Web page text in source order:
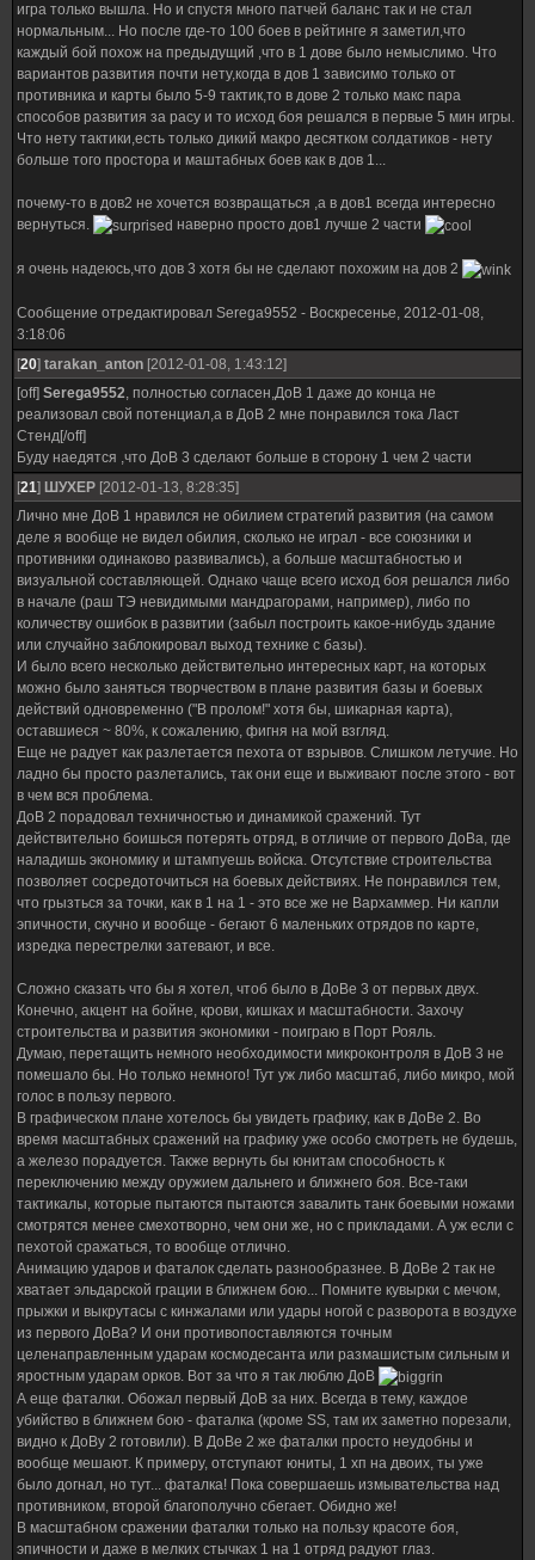
игра только вышла. Но и спустя много патчей баланс так и не стал
нормальным... Но после где-то 100 боев в рейтинге я заметил,что
каждый бой похож на предыдущий ,что в 1 дове было немыслимо. Что
вариантов развития почти нету,когда в дов 1 зависимо только от
противника и карты было 5-9 тактик,то в дове 2 только макс пара
способов развития за расу и то исход боя решался в первые 5 мин игры.
Что нету тактики,есть только дикий макро десятком солдатиков - нету
больше того простора и маштабных боев как в дов 1...
почему-то в дов2 не хочется возвращаться ,а в дов1 всегда интересно
вернуться.
наверно просто дов1 лучше 2 части
я очень надеюсь,что дов 3 хотя бы не сделают похожим на дов 2
Сообщение отредактировал Serega9552 - Воскресенье, 2012-01-08,
3:18:06
[20] tarakan_anton [2012-01-08, 1:43:12]
[off] Serega9552, полностью согласен,ДоВ 1 даже до конца не
реализовал свой потенциал,а в ДоВ 2 мне понравился тока Ласт
Стенд[/off]
Буду наедятся ,что ДоВ 3 сделают больше в сторону 1 чем 2 части
[21] ШУХЕР [2012-01-13, 8:28:35]
Лично мне ДоВ 1 нравился не обилием стратегий развития (на самом
деле я вообще не видел обилия, сколько не играл - все союзники и
противники одинаково развивались), а больше масштабностью и
визуальной составляющей. Однако чаще всего исход боя решался либо
в начале (раш ТЭ невидимыми мандрагорами, например), либо по
количеству ошибок в развитии (забыл построить какое-нибудь здание
или случайно заблокировал выход технике с базы).
И было всего несколько действительно интересных карт, на которых
можно было заняться творчеством в плане развития базы и боевых
действий одновременно ("В пролом!" хотя бы, шикарная карта),
оставшиеся ~ 80%, к сожалению, фигня на мой взгляд.
Еще не радует как разлетается пехота от взрывов. Слишком летучие. Но
ладно бы просто разлетались, так они еще и выживают после этого - вот
в чем вся проблема.
ДоВ 2 порадовал техничностью и динамикой сражений. Тут
действительно боишься потерять отряд, в отличие от первого ДоВа, где
наладишь экономику и штампуешь войска. Отсутствие строительства
позволяет сосредоточиться на боевых действиях. Не понравился тем,
что грызться за точки, как в 1 на 1 - это все же не Вархаммер. Ни капли
эпичности, скучно и вообще - бегают 6 маленьких отрядов по карте,
изредка перестрелки затевают, и все.
Сложно сказать что бы я хотел, чтоб было в ДоВе 3 от первых двух.
Конечно, акцент на бойне, крови, кишках и масштабности. Захочу
строительства и развития экономики - поиграю в Порт Рояль.
Думаю, перетащить немного необходимости микроконтроля в ДоВ 3 не
помешало бы. Но только немного! Тут уж либо масштаб, либо микро, мой
голос в пользу первого.
В графическом плане хотелось бы увидеть графику, как в ДоВе 2. Во
время масштабных сражений на графику уже особо смотреть не будешь,
а железо порадуется. Также вернуть бы юнитам способность к
переключению между оружием дальнего и ближнего боя. Все-таки
тактикалы, которые пытаются пытаются завалить танк боевыми ножами
смотрятся менее смехотворно, чем они же, но с прикладами. А уж если с
пехотой сражаться, то вообще отлично.
Анимацию ударов и фаталок сделать разнообразнее. В ДоВе 2 так не
хватает эльдарской грации в ближнем бою... Помните кувырки с мечом,
прыжки и выкрутасы с кинжалами или удары ногой с разворота в воздухе
из первого ДоВа? И они противопоставляются точным
целенаправленным ударам космодесанта или размашистым сильным и
яростным ударам орков. Вот за что я так люблю ДоВ
А еще фаталки. Обожал первый ДоВ за них. Всегда в тему, каждое
убийство в ближнем бою - фаталка (кроме SS, там их заметно порезали,
видно к ДоВу 2 готовили). В ДоВе 2 же фаталки просто неудобны и
вообще мешают. К примеру, отступают юниты, 1 хп на двоих, ты уже
было догнал, но тут... фаталка! Пока совершаешь измывательства над
противником, второй благополучно сбегает. Обидно же!
В масштабном сражении фаталки только на пользу красоте боя,
эпичности и даже в мелких стычках 1 на 1 отряд радуют глаз.